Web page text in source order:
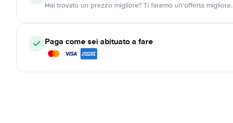
Hai trovato un prezzo migliore? Ti faremo un'offerta migliore.
Paga come sei abituato a fare